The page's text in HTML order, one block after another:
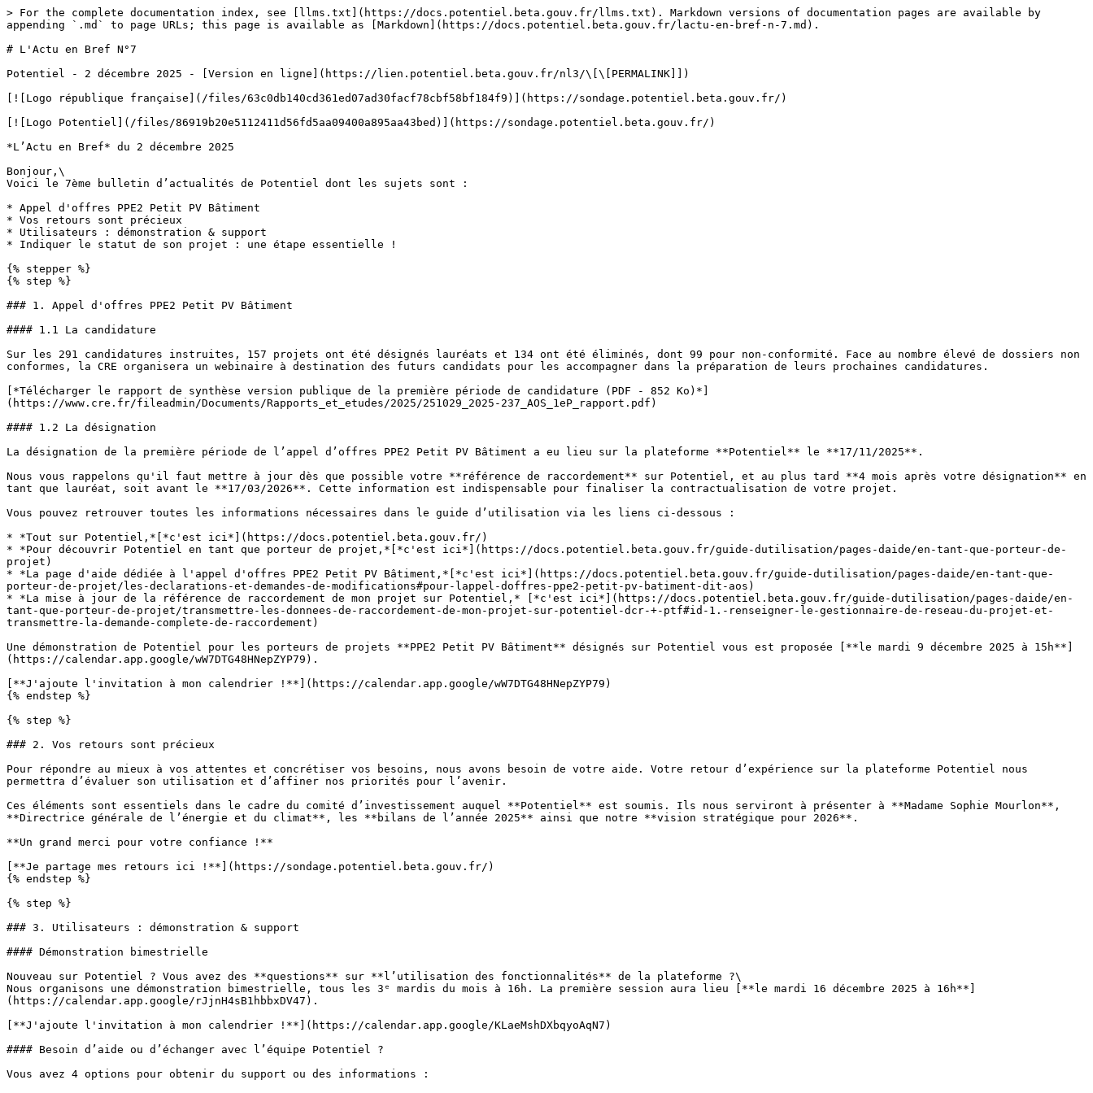
> For the complete documentation index, see [llms.txt](https://docs.potentiel.beta.gouv.fr/llms.txt). Markdown versions of documentation pages are available by
appending `.md` to page URLs; this page is available as [Markdown](https://docs.potentiel.beta.gouv.fr/lactu-en-bref-n-7.md).
# L'Actu en Bref N°7
Potentiel - 2 décembre 2025 - [Version en ligne](https://lien.potentiel.beta.gouv.fr/nl3/\[\[PERMALINK]])
[![Logo république française](/files/63c0db140cd361ed07ad30facf78cbf58bf184f9)](https://sondage.potentiel.beta.gouv.fr/)
[![Logo Potentiel](/files/86919b20e5112411d56fd5aa09400a895aa43bed)](https://sondage.potentiel.beta.gouv.fr/)
*L’Actu en Bref* du 2 décembre 2025
Bonjour,\
Voici le 7ème bulletin d’actualités de Potentiel dont les sujets sont :
* Appel d'offres PPE2 Petit PV Bâtiment
* Vos retours sont précieux
* Utilisateurs : démonstration & support
* Indiquer le statut de son projet : une étape essentielle !
{% stepper %}
{% step %}
### 1. Appel d'offres PPE2 Petit PV Bâtiment
#### 1.1 La candidature
Sur les 291 candidatures instruites, 157 projets ont été désignés lauréats et 134 ont été éliminés, dont 99 pour non-conformité. Face au nombre élevé de dossiers non
conformes, la CRE organisera un webinaire à destination des futurs candidats pour les accompagner dans la préparation de leurs prochaines candidatures.
[*Télécharger le rapport de synthèse version publique de la première période de candidature (PDF - 852 Ko)*]
(https://www.cre.fr/fileadmin/Documents/Rapports_et_etudes/2025/251029_2025-237_AOS_1eP_rapport.pdf)
#### 1.2 La désignation
La désignation de la première période de l’appel d’offres PPE2 Petit PV Bâtiment a eu lieu sur la plateforme **Potentiel** le **17/11/2025**.
Nous vous rappelons qu'il faut mettre à jour dès que possible votre **référence de raccordement** sur Potentiel, et au plus tard **4 mois après votre désignation** en
tant que lauréat, soit avant le **17/03/2026**. Cette information est indispensable pour finaliser la contractualisation de votre projet.
Vous pouvez retrouver toutes les informations nécessaires dans le guide d’utilisation via les liens ci-dessous :
* *Tout sur Potentiel,*[*c'est ici*](https://docs.potentiel.beta.gouv.fr/)
* *Pour découvrir Potentiel en tant que porteur de projet,*[*c'est ici*](https://docs.potentiel.beta.gouv.fr/guide-dutilisation/pages-daide/en-tant-que-porteur-de-
projet)
* *La page d'aide dédiée à l'appel d'offres PPE2 Petit PV Bâtiment,*[*c'est ici*](https://docs.potentiel.beta.gouv.fr/guide-dutilisation/pages-daide/en-tant-que-
porteur-de-projet/les-declarations-et-demandes-de-modifications#pour-lappel-doffres-ppe2-petit-pv-batiment-dit-aos)
* *La mise à jour de la référence de raccordement de mon projet sur Potentiel,* [*c'est ici*](https://docs.potentiel.beta.gouv.fr/guide-dutilisation/pages-daide/en-
tant-que-porteur-de-projet/transmettre-les-donnees-de-raccordement-de-mon-projet-sur-potentiel-dcr-+-ptf#id-1.-renseigner-le-gestionnaire-de-reseau-du-projet-et-
transmettre-la-demande-complete-de-raccordement)
Une démonstration de Potentiel pour les porteurs de projets **PPE2 Petit PV Bâtiment** désignés sur Potentiel vous est proposée [**le mardi 9 décembre 2025 à 15h**]
(https://calendar.app.google/wW7DTG48HNepZYP79).
[**J'ajoute l'invitation à mon calendrier !**](https://calendar.app.google/wW7DTG48HNepZYP79)
{% endstep %}
{% step %}
### 2. Vos retours sont précieux
Pour répondre au mieux à vos attentes et concrétiser vos besoins, nous avons besoin de votre aide. Votre retour d’expérience sur la plateforme Potentiel nous
permettra d’évaluer son utilisation et d’affiner nos priorités pour l’avenir.
Ces éléments sont essentiels dans le cadre du comité d’investissement auquel **Potentiel** est soumis. Ils nous serviront à présenter à **Madame Sophie Mourlon**,
**Directrice générale de l’énergie et du climat**, les **bilans de l’année 2025** ainsi que notre **vision stratégique pour 2026**.
**Un grand merci pour votre confiance !**
[**Je partage mes retours ici !**](https://sondage.potentiel.beta.gouv.fr/)
{% endstep %}
{% step %}
### 3. Utilisateurs : démonstration & support
#### Démonstration bimestrielle
Nouveau sur Potentiel ? Vous avez des **questions** sur **l’utilisation des fonctionnalités** de la plateforme ?\
Nous organisons une démonstration bimestrielle, tous les 3ᵉ mardis du mois à 16h. La première session aura lieu [**le mardi 16 décembre 2025 à 16h**]
(https://calendar.app.google/rJjnH4sB1hbbxDV47).
[**J'ajoute l'invitation à mon calendrier !**](https://calendar.app.google/KLaeMshDXbqyoAqN7)
#### Besoin d’aide ou d’échanger avec l’équipe Potentiel ?
Vous avez 4 options pour obtenir du support ou des informations :